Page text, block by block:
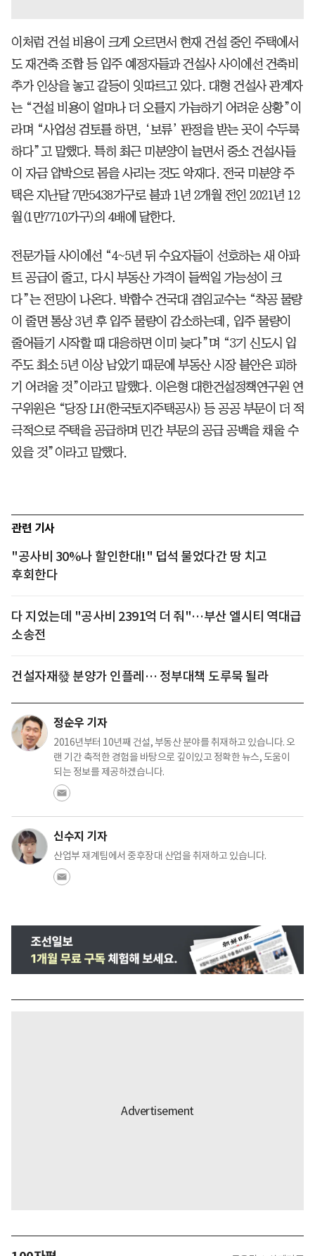
이처럼 건설 비용이 크게 오르면서 현재 건설 중인 주택에서
도 재건축 조합 등 입주 예정자들과 건설사 사이에선 건축비
추가 인상을 놓고 갈등이 잇따르고 있다. 대형 건설사 관계자
는 “건설 비용이 얼마나 더 오를지 가늠하기 어려운 상황”이
라며 “사업성 검토를 하면, ‘보류’ 판정을 받는 곳이 수두룩
하다”고 말했다. 특히 최근 미분양이 늘면서 중소 건설사들
이 자금 압박으로 몸을 사리는 것도 악재다. 전국 미분양 주
택은 지난달 7만5438가구로 불과 1년 2개월 전인 2021년 12
월(1만7710가구)의 4배에 달한다.
전문가들 사이에선 “4~5년 뒤 수요자들이 선호하는 새 아파
트 공급이 줄고, 다시 부동산 가격이 들썩일 가능성이 크
다”는 전망이 나온다. 박합수 건국대 겸임교수는 “착공 물량
이 줄면 통상 3년 후 입주 물량이 감소하는데, 입주 물량이
줄어들기 시작할 때 대응하면 이미 늦다”며 “3기 신도시 입
주도 최소 5년 이상 남았기 때문에 부동산 시장 불안은 피하
기 어려울 것”이라고 말했다. 이은형 대한건설정책연구원 연
구위원은 “당장 LH(한국토지주택공사) 등 공공 부문이 더 적
극적으로 주택을 공급하며 민간 부문의 공급 공백을 채울 수
있을 것”이라고 말했다.
관련 기사
"공사비 30%나 할인한대!" 덥석 물었다간 땅 치고
후회한다
다 지었는데 "공사비 2391억 더 줘"…부산 엘시티 역대급
소송전
건설자재發 분양가 인플레… 정부대책 도루묵 될라
정순우 기자
2016년부터 10년째 건설, 부동산 분야를 취재하고 있습니다. 오
랜 기간 축적한 경험을 바탕으로 깊이있고 정확한 뉴스, 도움이
되는 정보를 제공하겠습니다.
신수지 기자
산업부 재계팀에서 중후장대 산업을 취재하고 있습니다.